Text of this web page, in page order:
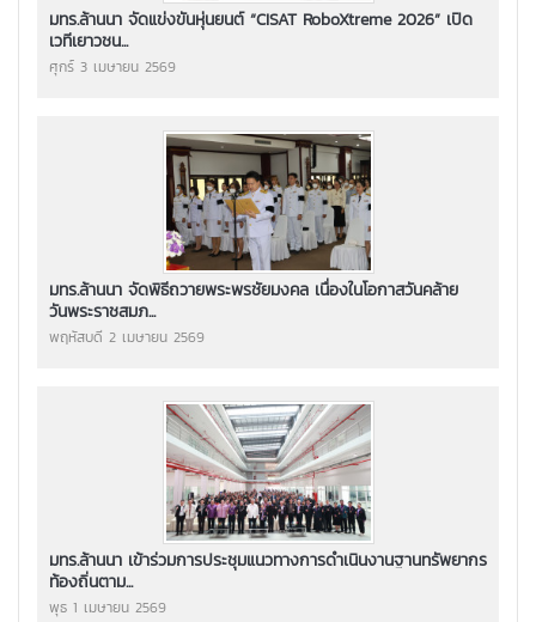
มทร.ล้านนา จัดแข่งขันหุ่นยนต์ “CISAT RoboXtreme 2026” เปิด
เวทีเยาวชน...
ศุกร์ 3 เมษายน 2569
มทร.ล้านนา จัดพิธีถวายพระพรชัยมงคล เนื่องในโอกาสวันคล้าย
วันพระราชสมภ...
พฤหัสบดี 2 เมษายน 2569
มทร.ล้านนา เข้าร่วมการประชุมแนวทางการดำเนินงานฐานทรัพยากร
ท้องถิ่นตาม...
พุธ 1 เมษายน 2569